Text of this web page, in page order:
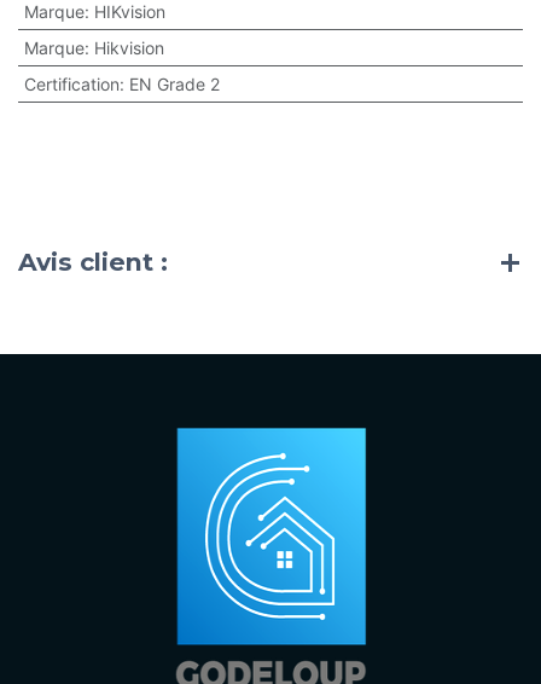
Marque: HIKvision
Marque: Hikvision
Certification: EN Grade 2
Avis client :